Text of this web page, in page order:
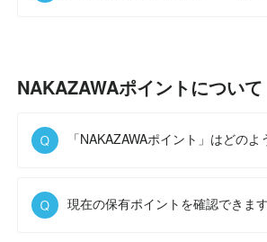
NAKAZAWAポイントについて
「NAKAZAWAポイント」はどの
現在の保有ポイントを確認できま